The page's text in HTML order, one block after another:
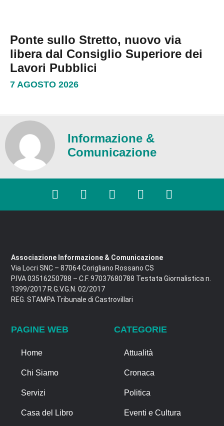
Ponte sullo Stretto, nuovo via
libera dal Consiglio Superiore dei
Lavori Pubblici
7 AGOSTO 2026
Informazione &
Comunicazione
Associazione Informazione & Comunicazione
Via Locri SNC – 87064 Corigliano Rossano CS
P.IVA 03516250788 – C.F. 97037680788 Testata Giornalistica n.
1399/2017 R.G.V.G.N. 02/2017
REG. STAMPA Tribunale di Castrovillari
PAGINE WEB
Home
Chi Siamo
Servizi
Casa del Libro
CATEGORIE
Attualità
Cronaca
Politica
Eventi e Cultura